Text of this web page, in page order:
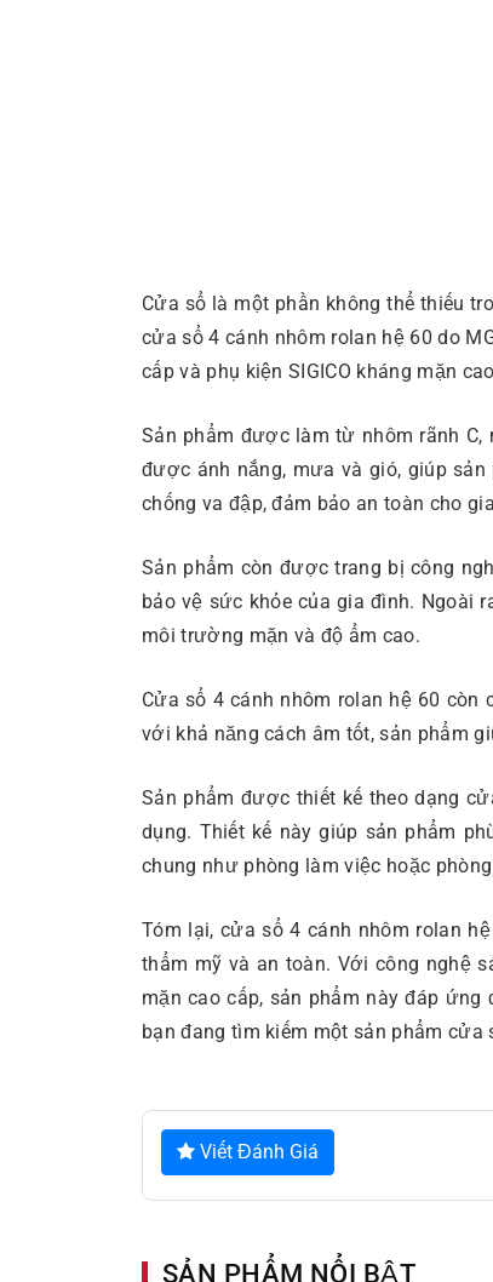
Cửa sổ là một phần không thể thiếu
cửa sổ 4 cánh nhôm rolan hệ 60 do
cấp và phụ kiện SIGICO kháng mặn
Sản phẩm được làm từ nhôm rãnh C,
được ánh nắng, mưa và gió, giúp
chống va đập, đảm bảo an toàn cho
Sản phẩm còn được trang bị công
bảo vệ sức khỏe của gia đình. Ngoài
môi trường mặn và độ ẩm cao.
Cửa sổ 4 cánh nhôm rolan hệ 60
với khả năng cách âm tốt, sản phẩm
Sản phẩm được thiết kế theo dạng
dụng. Thiết kế này giúp sản phẩm
chung như phòng làm việc hoặc
Tóm lại, cửa sổ 4 cánh nhôm rolan
thẩm mỹ và an toàn. Với công nghệ
mặn cao cấp, sản phẩm này đáp
bạn đang tìm kiếm một sản phẩm
Viết Đánh Giá
SẢN PHẨM NỔI BẬT